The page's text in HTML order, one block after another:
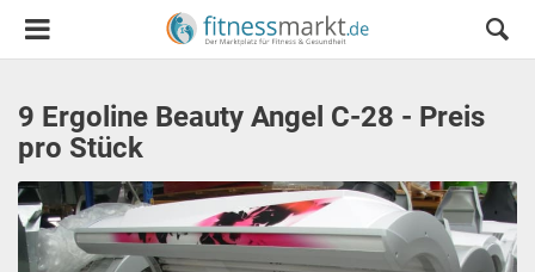
9 Ergoline Beauty Angel C-28 - Preis
pro Stück